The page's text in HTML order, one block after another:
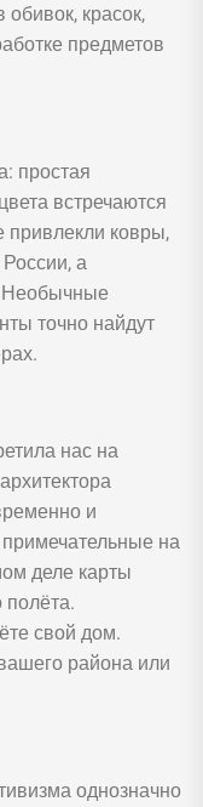
обивок, красок,
предметов
простая
встречаются
привлекли ковры,
а
Необычные
точно найдут
нас на
и
на
деле карты
свой дом.
района или
однозначно